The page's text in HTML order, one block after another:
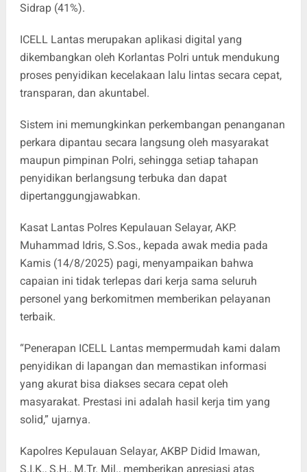
Sidrap (41%).
ICELL Lantas merupakan aplikasi digital yang
dikembangkan oleh Korlantas Polri untuk mendukung
proses penyidikan kecelakaan lalu lintas secara cepat,
transparan, dan akuntabel.
Sistem ini memungkinkan perkembangan penanganan
perkara dipantau secara langsung oleh masyarakat
maupun pimpinan Polri, sehingga setiap tahapan
penyidikan berlangsung terbuka dan dapat
dipertanggungjawabkan.
Kasat Lantas Polres Kepulauan Selayar, AKP.
Muhammad Idris, S.Sos., kepada awak media pada
Kamis (14/8/2025) pagi, menyampaikan bahwa
capaian ini tidak terlepas dari kerja sama seluruh
personel yang berkomitmen memberikan pelayanan
terbaik.
“Penerapan ICELL Lantas mempermudah kami dalam
penyidikan di lapangan dan memastikan informasi
yang akurat bisa diakses secara cepat oleh
masyarakat. Prestasi ini adalah hasil kerja tim yang
solid,” ujarnya.
Kapolres Kepulauan Selayar, AKBP Didid Imawan,
S.I.K., S.H., M.Tr. Mil., memberikan apresiasi atas